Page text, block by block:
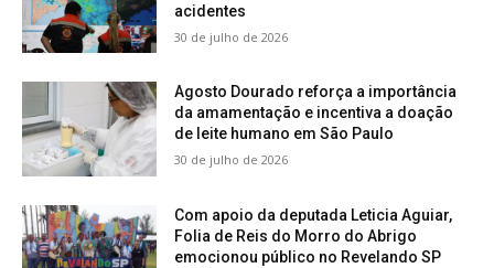
acidentes
30 de julho de 2026
Agosto Dourado reforça a importância
da amamentação e incentiva a doação
de leite humano em São Paulo
30 de julho de 2026
Com apoio da deputada Leticia Aguiar,
Folia de Reis do Morro do Abrigo
emocionou público no Revelando SP